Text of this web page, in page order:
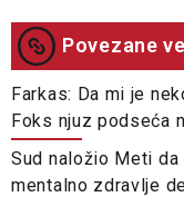
Povezane
Farkas: Da mi je
Foks njuz podseća
Sud naložio Meti
mentalno zdravlje